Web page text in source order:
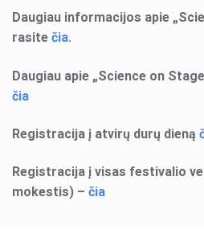
Daugiau informacijos apie
rasite čia.
Daugiau apie „Science on
čia
Registracija į atvirų durų dieną
Registracija į visas festivalio
mokestis) – čia